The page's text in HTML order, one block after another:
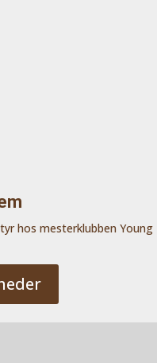
hos mesterklubben Young